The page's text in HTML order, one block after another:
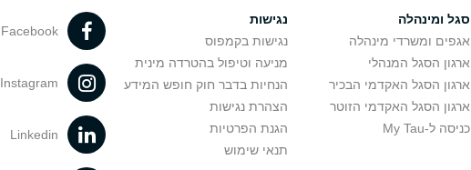
סגל ומינהלה
אגפים ומשרדי מינהלה
ארגון הסגל המנהלי
ארגון הסגל האקדמי הבכיר
ארגון הסגל האקדמי הזוטר
כניסה ל-My Tau
נגישות
נגישות בקמפוס
מניעה וטיפול בהטרדה מינית
הנחיות בדבר חוק חופש המידע
הצהרת נגישות
הגנת הפרטיות
תנאי שימוש
Facebook
Instagram
Linkedin